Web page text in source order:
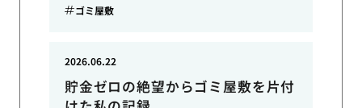
ゴミ屋敷
貯金ゼロの絶望からゴミ屋敷を片付
2026.06.22